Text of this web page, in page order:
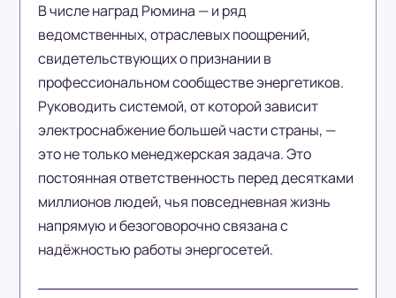
В числе наград Рюмина — и ряд
ведомственных, отраслевых поощрений,
свидетельствующих о признании в
профессиональном сообществе энергетиков.
Руководить системой, от которой зависит
электроснабжение большей части страны, —
это не только менеджерская задача. Это
постоянная ответственность перед десятками
миллионов людей, чья повседневная жизнь
напрямую и безоговорочно связана с
надёжностью работы энергосетей.